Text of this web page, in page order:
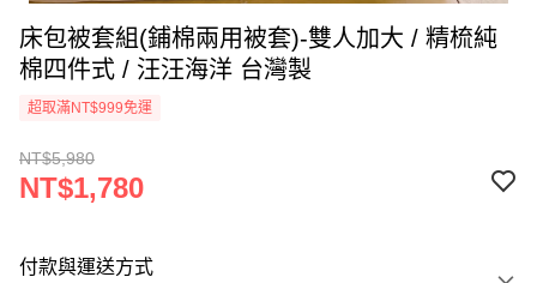
床包被套組(鋪棉兩用被套)-雙人加大 / 精梳純
棉四件式 / 汪汪海洋 台灣製
超取滿NT$999免運
NT$5,980
NT$1,780
付款與運送方式